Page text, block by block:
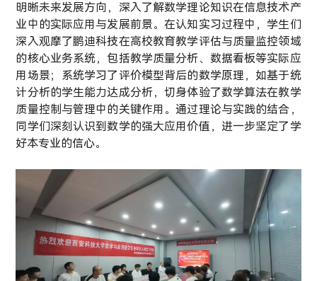
明晰未来发展方向，深入了解数学理论知识在信息技术产
业中的实际应用与发展前景。在认知实习过程中，学生们
深入观摩了鹏迪科技在高校教育教学评估与质量监控领域
的核心业务系统，包括教学质量分析、数据看板等实际应
用场景；系统学习了评价模型背后的数学原理，如基于统
计分析的学生能力达成分析，切身体验了数学算法在教学
质量控制与管理中的关键作用。通过理论与实践的结合，
同学们深刻认识到数学的强大应用价值，进一步坚定了学
好本专业的信心。